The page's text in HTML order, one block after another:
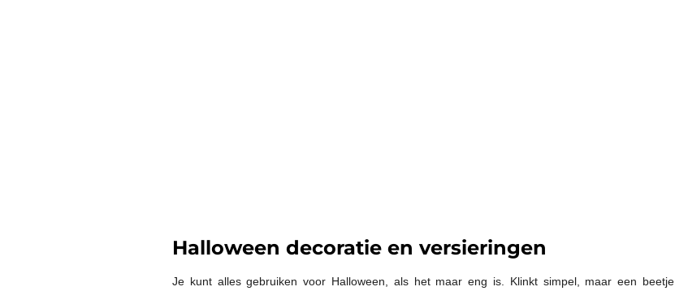
Halloween decoratie en versieringen
Je kunt alles gebruiken voor Halloween, als het maar eng is. Klinkt simpel, maar een beetje